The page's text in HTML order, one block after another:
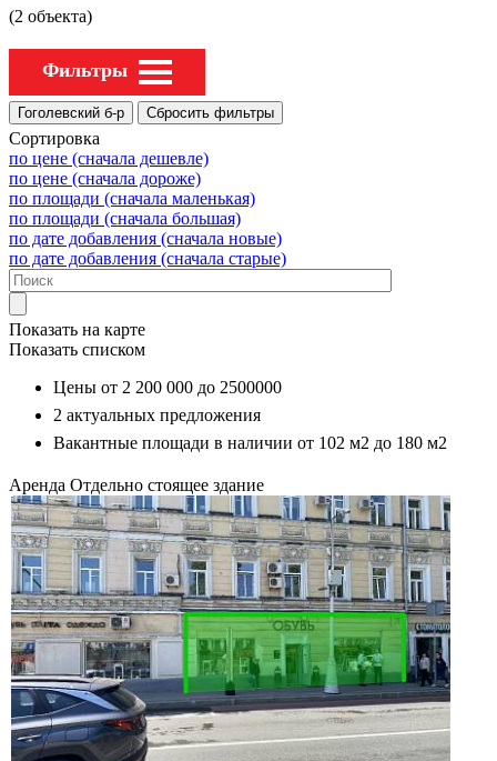
(2 объекта)
Фильтры
Сортировка
по цене (сначала дешевле)
по цене (сначала дороже)
по площади (сначала маленькая)
по площади (сначала большая)
по дате добавления (сначала новые)
по дате добавления (сначала старые)
Показать на карте
Показать списком
Цены от 2 200 000 до 2500000
2 актуальных предложения
Вакантные площади в наличии от 102 м2 до 180 м2
Аренда Отдельно стоящее здание